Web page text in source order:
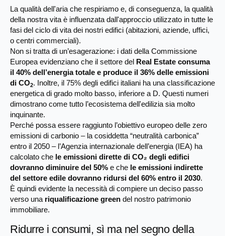
La qualità dell'aria che respiriamo e, di conseguenza, la qualità
della nostra vita è influenzata dall'approccio utilizzato in tutte le
fasi del ciclo di vita dei nostri edifici (abitazioni, aziende, uffici,
o centri commerciali).
Non si tratta di un’esagerazione: i dati della Commissione
Europea evidenziano che il settore del Real Estate consuma
il 40% dell’energia totale e produce il 36% delle emissioni
di CO2. Inoltre, il 75% degli edifici italiani ha una classificazione
energetica di grado molto basso, inferiore a D. Questi numeri
dimostrano come tutto l’ecosistema dell'edilizia sia molto
inquinante.
Perché possa essere raggiunto l’obiettivo europeo delle zero
emissioni di carbonio – la cosiddetta “neutralità carbonica”
entro il 2050 – l’Agenzia internazionale dell’energia (IEA) ha
calcolato che le emissioni dirette di CO₂ degli edifici
dovranno diminuire del 50% e che le emissioni indirette
del settore edile dovranno ridursi del 60% entro il 2030.
È quindi evidente la necessità di compiere un deciso passo
verso una riqualificazione green del nostro patrimonio
immobiliare.
Ridurre i consumi, sì ma nel segno della